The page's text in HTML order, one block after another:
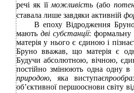
речі як її можливість(або
ставала лише завдяки активній
В епоху Відродження Бруно
маютьдві субстанції: формальну
матерія у нього є єдиною і
Бруно вважав, що матерія є
Будучи абсолютною, вічною,
постійно змінюють одна одну в
природою, яка виступає
об’єктивної першооснови світу